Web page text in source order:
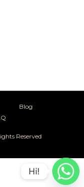
Blog
Reserved
Hi!